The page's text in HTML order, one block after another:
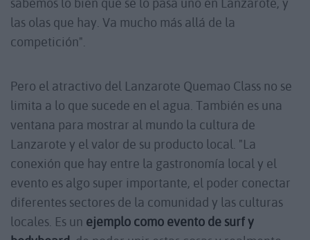
las olas que hay. Va mucho más allá de la
competición".
Pero el atractivo del Lanzarote Quemao Class no se
limita a lo que sucede en el agua. También es una
ventana para mostrar al mundo la cultura de
Lanzarote y el valor de su producto local. "La
conexión que hay entre la gastronomía local y el
evento es algo super importante, el poder conectar
diferentes sectores de la comunidad y las culturas
locales. Es un ejemplo como evento de surf y